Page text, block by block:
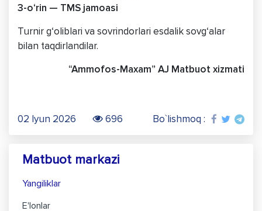
3-o‘rin — TMS jamoasi
Turnir g‘oliblari va sovrindorlari esdalik sovg‘alar
bilan taqdirlandilar.
“Ammofos-Maxam” AJ Matbuot xizmati
02 Iyun 2026 696 Bo`lishmoq :
Matbuot markazi
Yangiliklar
E'lonlar